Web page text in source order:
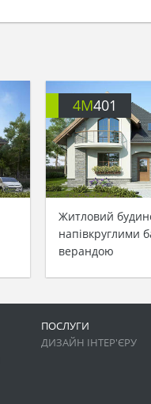
4M401
Житловий
напівкруглими
верандою
ПОСЛУГИ
ДИЗАЙН ІНТЕР'ЄРУ